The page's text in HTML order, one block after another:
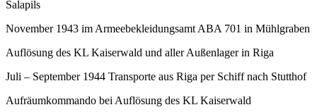
Salapils
November 1943 im Armeebekleidungsamt ABA 701 in Mühlgraben
Auflösung des KL Kaiserwald und aller Außenlager in Riga
Juli – September 1944 Transporte aus Riga per Schiff nach Stutthof
Aufräumkommando bei Auflösung des KL Kaiserwald